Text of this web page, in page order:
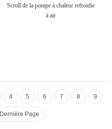
Scroll de la pompe à chaleur refroidie
à air
4 5 6 7 8 9
Dernière Page